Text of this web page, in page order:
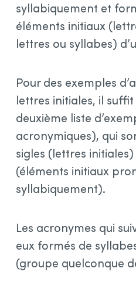
syllabiquement et
éléments initiaux
lettres ou syllabes)
Pour des exemples
lettres initiales, il
deuxième liste
acronymiques), qui
sigles (lettres
(éléments initiaux
syllabiquement).
Les acronymes qui
eux formés de
(groupe quelconque